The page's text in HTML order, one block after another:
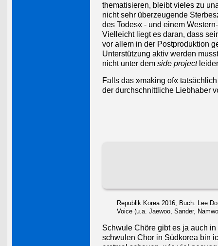
thematisieren, bleibt vieles zu
nicht sehr überzeugende
des Todes« - und einem
Vielleicht liegt es daran, dass
vor allem in der Postproduktion
Unterstützung aktiv werden
nicht unter dem side project
Falls das »making of«
der durchschnittliche Liebhaber
Republik Korea 2016, Buch: Lee
Voice (u.a. Jaewoo, Sander,
Schwule Chöre gibt es ja auch
schwulen Chor in Südkorea bin